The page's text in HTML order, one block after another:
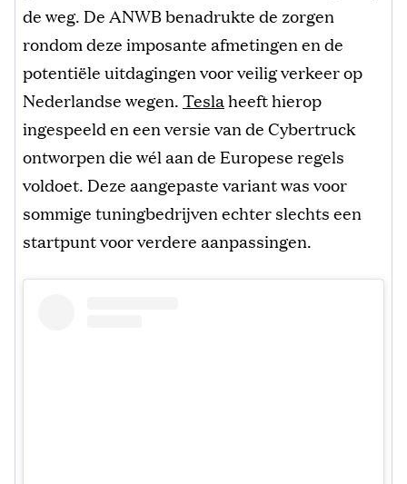
de weg. De ANWB benadrukte de zorgen
rondom deze imposante afmetingen en de
potentiële uitdagingen voor veilig verkeer op
Nederlandse wegen.Teslaheeft hierop
ingespeeld en een versie van de Cybertruck
ontworpen die wél aan de Europese regels
voldoet. Deze aangepaste variant was voor
sommige tuningbedrijven echter slechts een
startpunt voor verdere aanpassingen.